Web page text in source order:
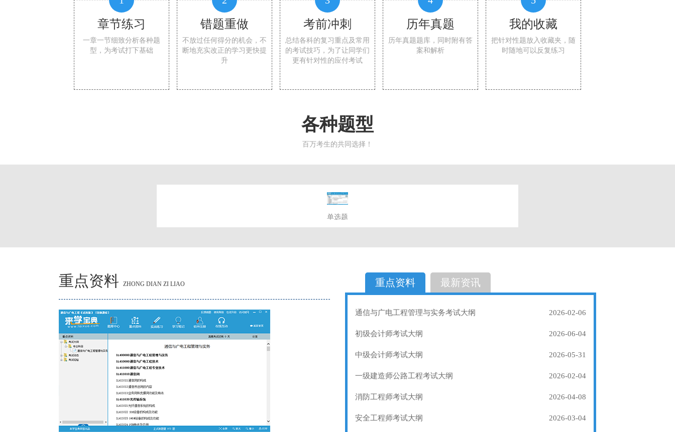
章节练习
一章一节细致分析各种题
型，为考试打下基础
错题重做
不放过任何得分的机会，不
断地充实改正的学习更快提
升
考前冲刺
总结各科的复习重点及常用
的考试技巧，为了让同学们
更有针对性的应付考试
历年真题
历年真题题库，同时附有答
案和解析
我的收藏
把针对性题放入收藏夹，随
时随地可以反复练习
各种题型
百万考生的共同选择！
单选题
选择题
重点资料 ZHONG DIAN ZI LIAO 重点资料 最新资讯
通信与广电工程管理与实务考试大纲 2026-02-06
初级会计师考试大纲 2026-06-04
中级会计师考试大纲 2026-05-31
一级建造师公路工程考试大纲 2026-02-04
消防工程师考试大纲 2026-04-08
安全工程师考试大纲 2026-03-04